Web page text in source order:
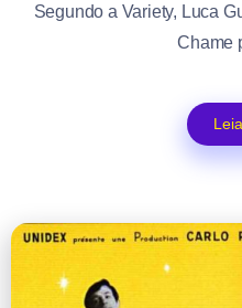
Segundo a Variety, Luca
Chame